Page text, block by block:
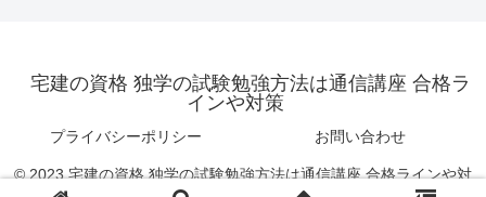
宅建の資格 独学の試験勉強方法は通信講座 合格ラ
インや対策
プライバシーポリシー お問い合わせ
© 2023 宅建の資格 独学の試験勉強方法は通信講座 合格ラインや対